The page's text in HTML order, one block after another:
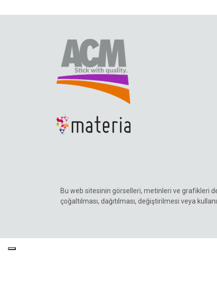
Bu web sitesinin görselleri, metinleri ve grafikleri
çoğaltılması, dağıtılması, değiştirilmesi veya